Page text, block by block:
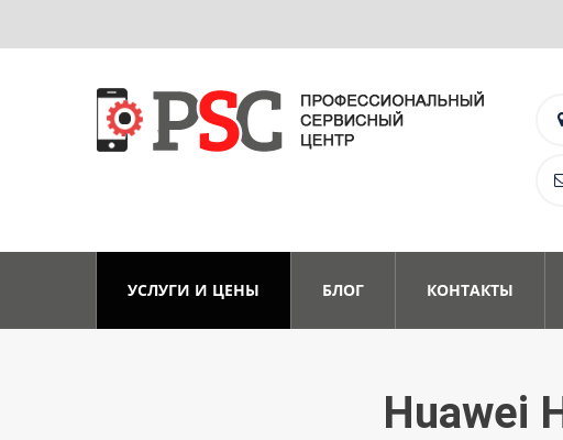
УСЛУГИ И ЦЕНЫ БЛОГ КОНТАКТЫ
Huawei